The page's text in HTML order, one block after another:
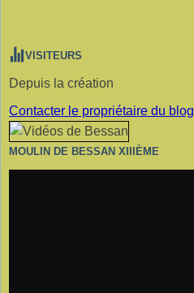
VISITEURS
Depuis la création
Contacter le propriétaire du blog
MOULIN DE BESSAN XIIIÈME